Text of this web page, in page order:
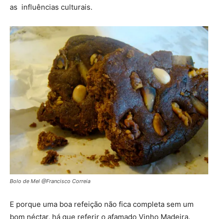
as influências culturais.
Bolo de Mel @Francisco Correia
E porque uma boa refeição não fica completa sem um
bom néctar, há que referir o afamado Vinho Madeira.